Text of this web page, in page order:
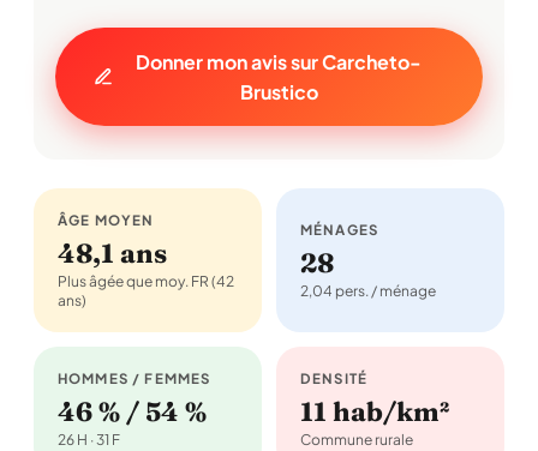
Donner mon avis sur Carcheto-
Brustico
ÂGE MOYEN
48,1 ans
Plus âgée que moy. FR (42
ans)
MÉNAGES
28
2,04 pers. / ménage
HOMMES / FEMMES
46 % / 54 %
26 H · 31 F
DENSITÉ
11 hab/km²
Commune rurale